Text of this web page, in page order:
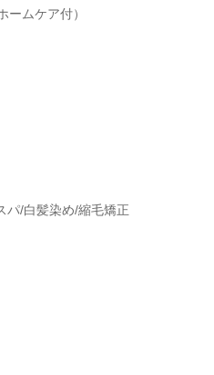
ームケア付）
パ/白髪染め/縮毛矯正